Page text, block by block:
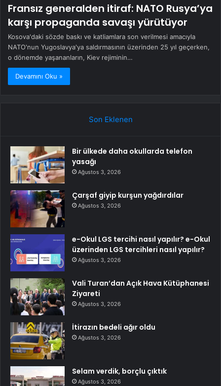
Fransız generalden itiraf: NATO Rusya’ya
karşı propaganda savaşı yürütüyor
Kosova'daki sözde baskı ve katliamlara son verilmesi amacıyla
NATO'nun Yugoslavya'ya saldırmasının üzerinden 25 yıl geçerken,
o dönemde yaşananların, Kiev rejiminin…
Devamını Oku »
Son Eklenen
Bir ülkede daha okullarda telefon
yasağı
Ağustos 3, 2026
Çarşaf giyip kurşun yağdırdılar
Ağustos 3, 2026
e-Okul LGS tercihi nasıl yapılır? e-Okul
üzerinden LGS tercihleri nasıl yapılır?
Ağustos 3, 2026
Vali Turan’dan Açık Hava Kütüphanesi
Ziyareti
Ağustos 3, 2026
İtirazın bedeli ağır oldu
Ağustos 3, 2026
Selam verdik, borçlu çıktık
Ağustos 3, 2026